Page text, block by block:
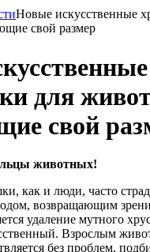
Новые искусственные
свой размер
для
свой
животных!
как и люди, часто
возвращающим
удаление мутного
Взрослым
без проблем,